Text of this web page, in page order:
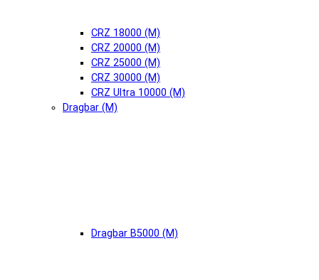
CRZ 18000 (М)
CRZ 20000 (М)
CRZ 25000 (М)
CRZ 30000 (М)
CRZ Ultra 10000 (М)
Dragbar (М)
Dragbar B5000 (М)